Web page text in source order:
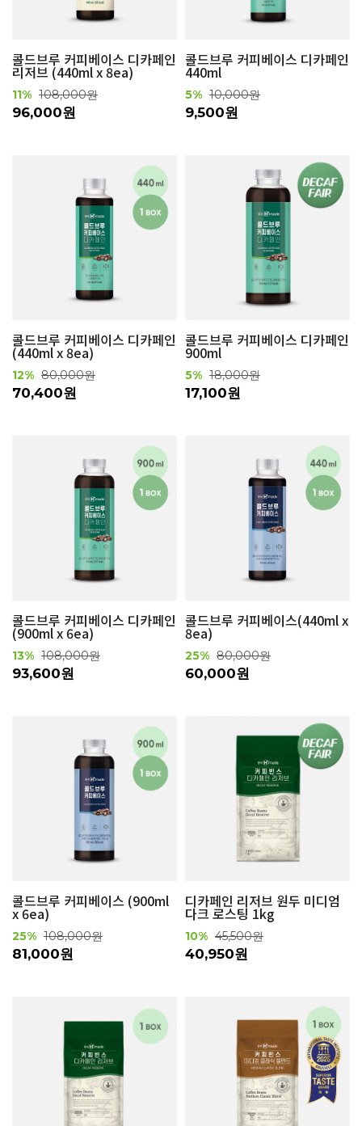
콜드브루 커피베이스 디카페인
리저브 (440ml x 8ea)
11% 108,000원
96,000원
콜드브루 커피베이스 디카페인
440ml
5% 10,000원
9,500원
콜드브루 커피베이스 디카페인
(440ml x 8ea)
12% 80,000원
70,400원
콜드브루 커피베이스 디카페인
900ml
5% 18,000원
17,100원
콜드브루 커피베이스 디카페인
(900ml x 6ea)
13% 108,000원
93,600원
콜드브루 커피베이스(440ml x
8ea)
25% 80,000원
60,000원
콜드브루 커피베이스 (900ml
x 6ea)
25% 108,000원
81,000원
디카페인 리저브 원두 미디엄
다크 로스팅 1kg
10% 45,500원
40,950원